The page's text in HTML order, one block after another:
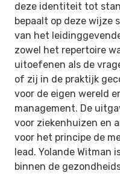
deze identiteit tot
bepaalt op deze wijze
van het
zowel het repertoire
uitoefenen als de
of zij in de praktijk
voor de eigen wereld
management. De
voor ziekenhuizen en
voor het principe de
lead. Yolande Witman
binnen de